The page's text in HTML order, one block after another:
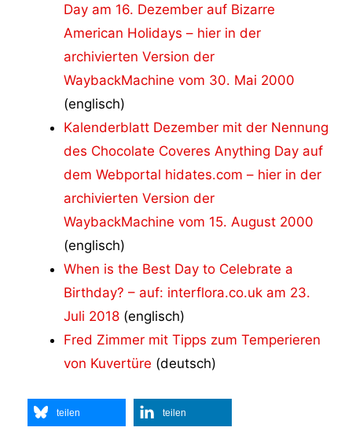
Day am 16. Dezember auf Bizarre
American Holidays – hier in der
archivierten Version der
WaybackMachine vom 30. Mai 2000
(englisch)
Kalenderblatt Dezember mit der Nennung
des Chocolate Coveres Anything Day auf
dem Webportal hidates.com – hier in der
archivierten Version der
WaybackMachine vom 15. August 2000
(englisch)
When is the Best Day to Celebrate a
Birthday? – auf: interflora.co.uk am 23.
Juli 2018 (englisch)
Fred Zimmer mit Tipps zum Temperieren
von Kuvertüre (deutsch)
teilen teilen